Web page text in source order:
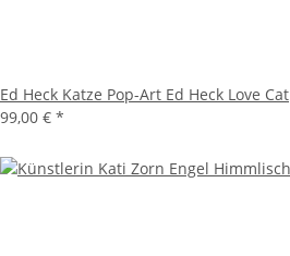
Ed Heck Katze Pop-Art Ed Heck Love Cat
99,00 € *